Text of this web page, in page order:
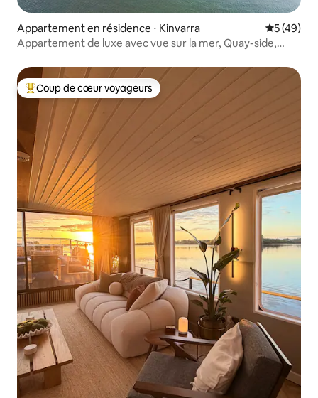
Appartement en résidence ⋅ Kinvarra
5 (49)
Appartement de luxe avec vue sur la mer, Quay-side,
Coups de cœur voyageurs les plus appréciés
Coup de cœur voyageurs